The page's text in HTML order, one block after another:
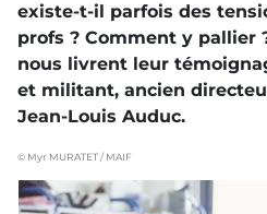
existe-t-il parfois des
profs ? Comment y pallier
nous livrent leur
et militant, ancien
Jean-Louis Auduc.
© Myr MURATET / MAIF